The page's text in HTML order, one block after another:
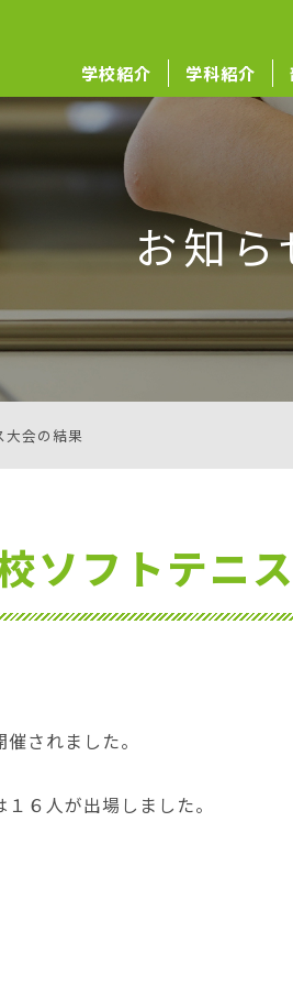
学校紹介 学科紹介
お知ら
大会の結果
ソフトテニ
されました。
６人が出場しました。